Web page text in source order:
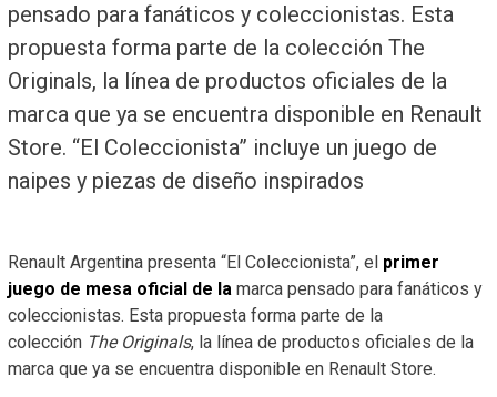
pensado para fanáticos y coleccionistas. Esta
propuesta forma parte de la colección The
Originals, la línea de productos oficiales de la
marca que ya se encuentra disponible en Renault
Store. “El Coleccionista” incluye un juego de
naipes y piezas de diseño inspirados
Renault Argentina presenta “El Coleccionista”, el primer
juego de mesa oficial de lamarca pensado para fanáticos y
coleccionistas. Esta propuesta forma parte de la
colección The Originals, la línea de productos oficiales de la
marca que ya se encuentra disponible en Renault Store.